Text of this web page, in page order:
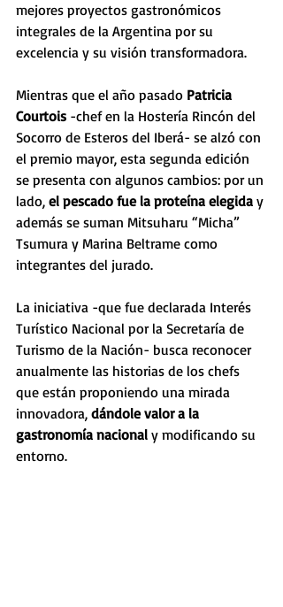
mejores proyectos gastronómicos
integrales de la Argentina por su
excelencia y su visión transformadora.
Mientras que el año pasado Patricia
Courtois -chef en la Hostería Rincón del
Socorro de Esteros del Iberá- se alzó con
el premio mayor, esta segunda edición
se presenta con algunos cambios: por un
lado, el pescado fue la proteína elegida y
además se suman Mitsuharu “Micha”
Tsumura y Marina Beltrame como
integrantes del jurado.
La iniciativa -que fue declarada Interés
Turístico Nacional por la Secretaría de
Turismo de la Nación- busca reconocer
anualmente las historias de los chefs
que están proponiendo una mirada
innovadora, dándole valor a la
gastronomía nacional y modificando su
entorno.